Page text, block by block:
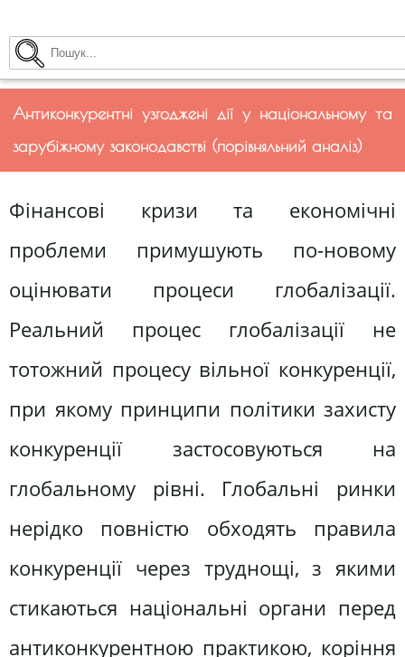
Антиконкурентні узгоджені дії у національному та
зарубіжному законодавстві (порівняльний аналіз)
Фінансові кризи та економічні
проблеми примушують по-новому
оцінювати процеси глобалізації.
Реальний процес глобалізації не
тотожний процесу вільної конкуренції,
при якому принципи політики захисту
конкуренції застосовуються на
глобальному рівні. Глобальні ринки
нерідко повністю обходять правила
конкуренції через труднощі, з якими
стикаються національні органи перед
антиконкурентною практикою, коріння